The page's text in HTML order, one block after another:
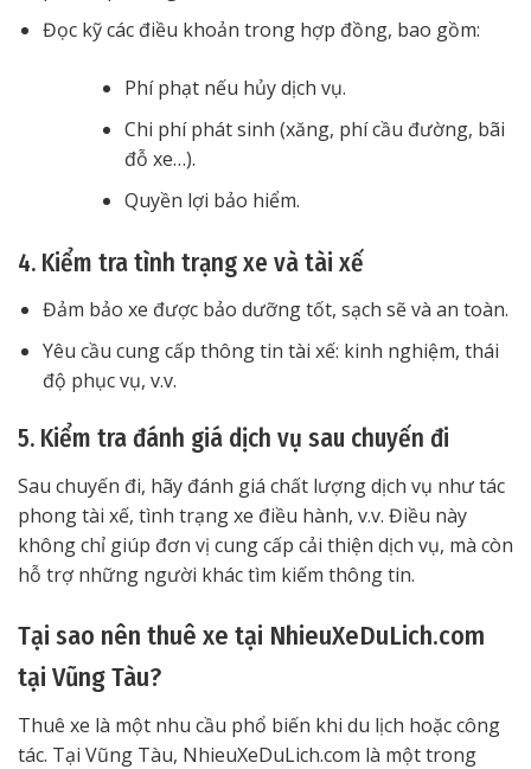
Đọc kỹ các điều khoản trong hợp đồng, bao gồm:
Phí phạt nếu hủy dịch vụ.
Chi phí phát sinh (xăng, phí cầu đường, bãi
đỗ xe…).
Quyền lợi bảo hiểm.
4. Kiểm tra tình trạng xe và tài xế
Đảm bảo xe được bảo dưỡng tốt, sạch sẽ và an toàn.
Yêu cầu cung cấp thông tin tài xế: kinh nghiệm, thái
độ phục vụ, v.v.
5. Kiểm tra đánh giá dịch vụ sau chuyến đi
Sau chuyến đi, hãy đánh giá chất lượng dịch vụ như tác
phong tài xế, tình trạng xe điều hành, v.v. Điều này
không chỉ giúp đơn vị cung cấp cải thiện dịch vụ, mà còn
hỗ trợ những người khác tìm kiếm thông tin.
Tại sao nên thuê xe tại NhieuXeDuLich.com
tại Vũng Tàu?
Thuê xe là một nhu cầu phổ biến khi du lịch hoặc công
tác. Tại Vũng Tàu, NhieuXeDuLich.com là một trong